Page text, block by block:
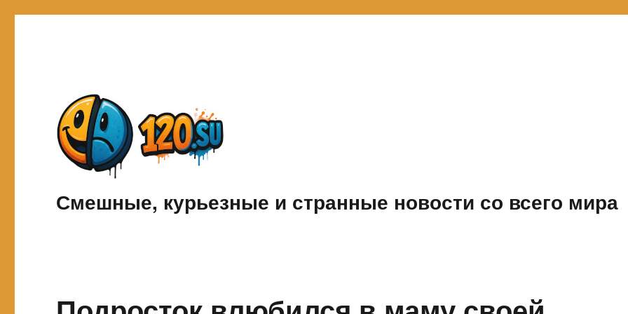
Смешные, курьезные и странные новости со всего мира